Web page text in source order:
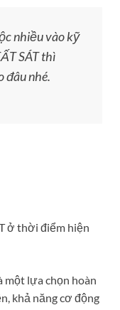
nhiều vào kỹ
SÁT thì
đâu nhé.
ở thời điểm hiện
một lựa chọn hoàn
khả năng cơ động